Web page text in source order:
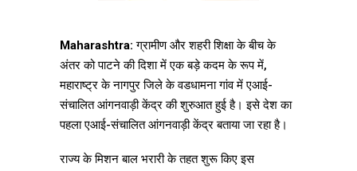
Maharashtra: ग्रामीण और शहरी शिक्षा के बीच के
अंतर को पाटने की दिशा में एक बड़े कदम के रूप में,
महाराष्ट्र के नागपुर जिले के वडधामना गांव में एआई-
संचालित आंगनवाड़ी केंद्र की शुरुआत हुई है। इसे देश का
पहला एआई-संचालित आंगनवाड़ी केंद्र बताया जा रहा है।
राज्य के मिशन बाल भरारी के तहत शुरू किए इस